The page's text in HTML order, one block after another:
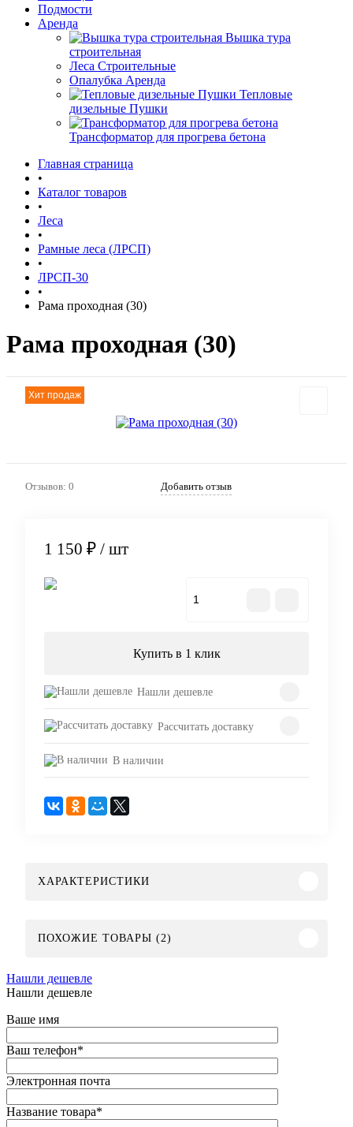
Подмости
Аренда
Вышка тура
строительная
Леса Строительные
Опалубка Аренда
Тепловые
дизельные Пушки
Трансформатор для прогрева бетона
Главная страница
•
Каталог товаров
•
Леса
•
Рамные леса (ЛРСП)
•
ЛРСП-30
•
Рама проходная (30)
Рама проходная (30)
Хит продаж
Отзывов: 0 Добавить отзыв
1 150 ₽ / шт
Купить в 1 клик
Нашли дешевле
Рассчитать доставку
В наличии
ХАРАКТЕРИСТИКИ
ПОХОЖИЕ ТОВАРЫ (2)
Нашли дешевле
Нашли дешевле
Ваше имя
Ваш телефон*
Электронная почта
Название товара*